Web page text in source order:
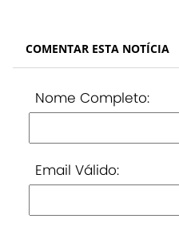
COMENTAR ESTA NOTÍCIA
Nome Completo:
Email Válido: